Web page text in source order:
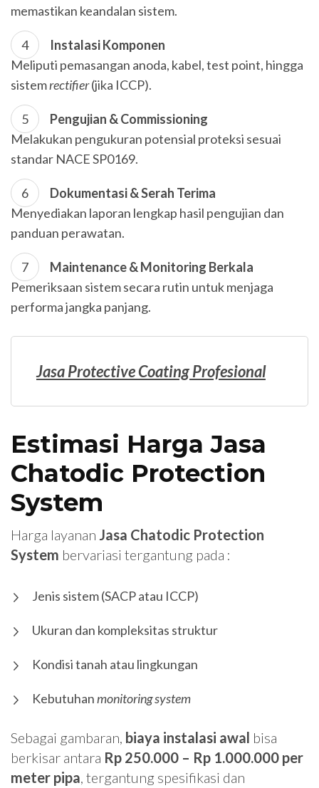
memastikan keandalan sistem.
Instalasi Komponen
Meliputi pemasangan anoda, kabel, test point, hingga
sistemrectifier(jika ICCP).
Pengujian & Commissioning
Melakukan pengukuran potensial proteksi sesuai
standar NACE SP0169.
Dokumentasi & Serah Terima
Menyediakan laporan lengkap hasil pengujian dan
panduan perawatan.
Maintenance & Monitoring Berkala
Pemeriksaan sistem secara rutin untuk menjaga
performa jangka panjang.
Jasa Protective Coating Profesional
Estimasi Harga Jasa
Chatodic Protection
System
Harga layanan Jasa Chatodic Protection
System bervariasi tergantung pada :
Jenis sistem (SACP atau ICCP)
Ukuran dan kompleksitas struktur
Kondisi tanah atau lingkungan
Kebutuhanmonitoring system
Sebagai gambaran, biaya instalasi awal bisa
berkisar antara Rp 250.000 – Rp 1.000.000 per
meter pipa, tergantung spesifikasi dan